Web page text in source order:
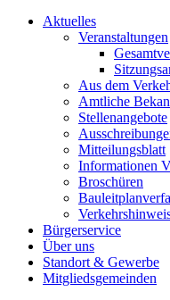
Aktuelles
Veranstaltungen
Aus dem
Amtliche
Stellenangebote
Mitteilungsblatt
Informationen
Broschüren
Bürgerservice
Über uns
Standort & Gewerbe
Mitgliedsgemeinden